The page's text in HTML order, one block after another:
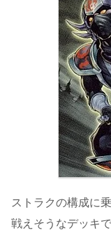
ストラクの構成に
戦えそうなデッキ